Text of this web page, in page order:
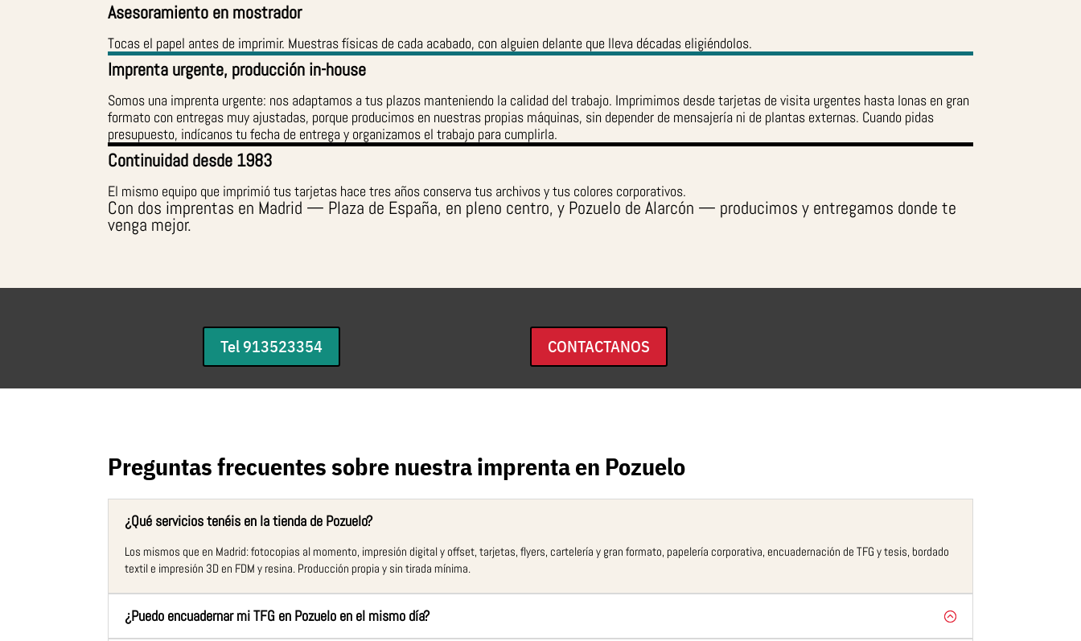
Asesoramiento en mostrador
Tocas el papel antes de imprimir. Muestras físicas de cada acabado, con alguien delante que lleva décadas eligiéndolos.
Imprenta urgente, producción in-house
Somos una imprenta urgente: nos adaptamos a tus plazos manteniendo la calidad del trabajo. Imprimimos desde tarjetas de visita urgentes hasta lonas en gran
formato con entregas muy ajustadas, porque producimos en nuestras propias máquinas, sin depender de mensajería ni de plantas externas. Cuando pidas
presupuesto, indícanos tu fecha de entrega y organizamos el trabajo para cumplirla.
Continuidad desde 1983
El mismo equipo que imprimió tus tarjetas hace tres años conserva tus archivos y tus colores corporativos.
Con dos imprentas en Madrid — Plaza de España, en pleno centro, y Pozuelo de Alarcón — producimos y entregamos donde te
venga mejor.
Tel 913523354 CONTACTANOS
Preguntas frecuentes sobre nuestra imprenta en Pozuelo
¿Qué servicios tenéis en la tienda de Pozuelo?
Los mismos que en Madrid: fotocopias al momento, impresión digital y offset, tarjetas, flyers, cartelería y gran formato, papelería corporativa, encuadernación de TFG y tesis, bordado
textil e impresión 3D en FDM y resina. Producción propia y sin tirada mínima.
¿Puedo encuadernar mi TFG en Pozuelo en el mismo día?